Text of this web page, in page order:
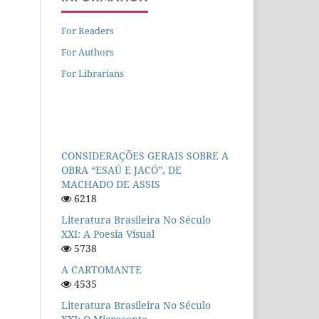
For Readers
For Authors
For Librarians
CONSIDERAÇÕES GERAIS SOBRE A
OBRA “ESAÚ E JACÓ”, DE
MACHADO DE ASSIS
6218
Literatura Brasileira No Século
XXI: A Poesia Visual
5738
A CARTOMANTE
4535
Literatura Brasileira No Século